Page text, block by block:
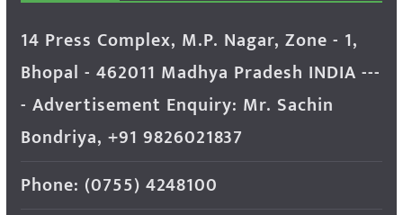
14 Press Complex, M.P. Nagar, Zone - 1,
Bhopal - 462011 Madhya Pradesh INDIA ---
- Advertisement Enquiry: Mr. Sachin
Bondriya, +91 9826021837
Phone: (0755) 4248100